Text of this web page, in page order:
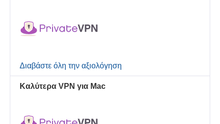
Διαβάστε όλη την αξιολόγηση
Καλύτερα VPN για Mac